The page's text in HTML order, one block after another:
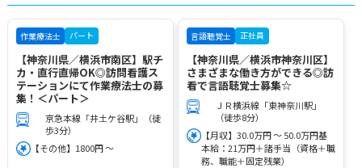
作業療法士 パート
【神奈川県／横浜市南区】駅チ
カ・直行直帰OK◎訪問看護ス
テーションにて作業療法士の募
集！＜パート＞
京急本線「井土ケ谷駅」（徒
歩3分）
【その他】1800円 ～
言語聴覚士 正社員
【神奈川県／横浜市神奈川区】
さまざまな働き方ができる◎訪
看で言語聴覚士募集☆
ＪＲ横浜線「東神奈川駅」
（徒歩8分）
【月収】30.0万円 ～ 50.0万円基
本給：21万円＋諸手当（資格＋職
務、職能＋固定残業）